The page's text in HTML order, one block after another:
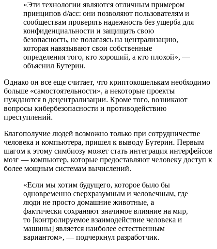
«Эти технологии являются отличным примером
принципов d/acc: они позволяют пользователям и
сообществам проверять надежность без ущерба для
конфиденциальности и защищать свою
безопасность, не полагаясь на централизацию,
которая навязывают свои собственные
определения того, кто хороший, а кто плохой», —
объяснил Бутерин.
Однако он все еще считает, что криптокошелькам необходимо
больше «самостоятельности», а некоторые проекты
нуждаются в децентрализации. Кроме того, возникают
вопросы кибербезопасности и противодействию
преступлений.
Благополучие людей возможно только при сотрудничестве
человека и компьютера, пришел к выводу Бутерин. Первым
шагом к этому симбиозу может стать интеграция интерфейсов
мозг — компьютер, которые предоставляют человеку доступ к
более мощным системам вычислений.
«Если мы хотим будущего, которое было бы
одновременно сверхразумным и человечным, где
люди не просто домашние животные, а
фактически сохраняют значимое влияние на мир,
то [контролируемое взаимодействие человека и
машины] является наиболее естественным
вариантом», — подчеркнул разработчик.